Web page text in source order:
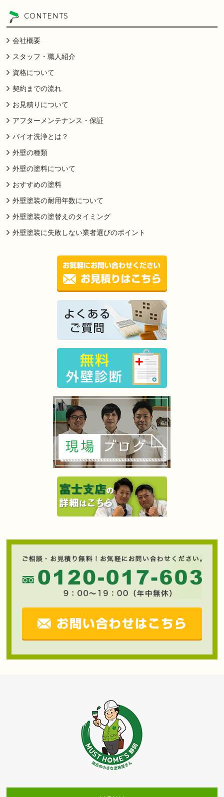
CONTENTS
会社概要
スタッフ・職人紹介
資格について
契約までの流れ
お見積りについて
アフターメンテナンス・保証
バイオ洗浄とは？
外壁の種類
外壁の塗料について
おすすめの塗料
外壁塗装の耐用年数について
外壁塗装の塗替えのタイミング
外壁塗装に失敗しない業者選びのポイント